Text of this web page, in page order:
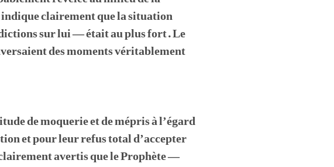
indique clairement que la situation
sur lui — était au plus fort. Le
des moments véritablement
de moquerie et de mépris à l’égard
et pour leur refus total d’accepter
avertis que le Prophète —